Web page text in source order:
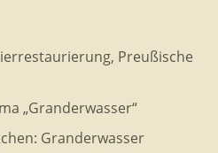
Preußische
„Granderwasser“
Granderwasser